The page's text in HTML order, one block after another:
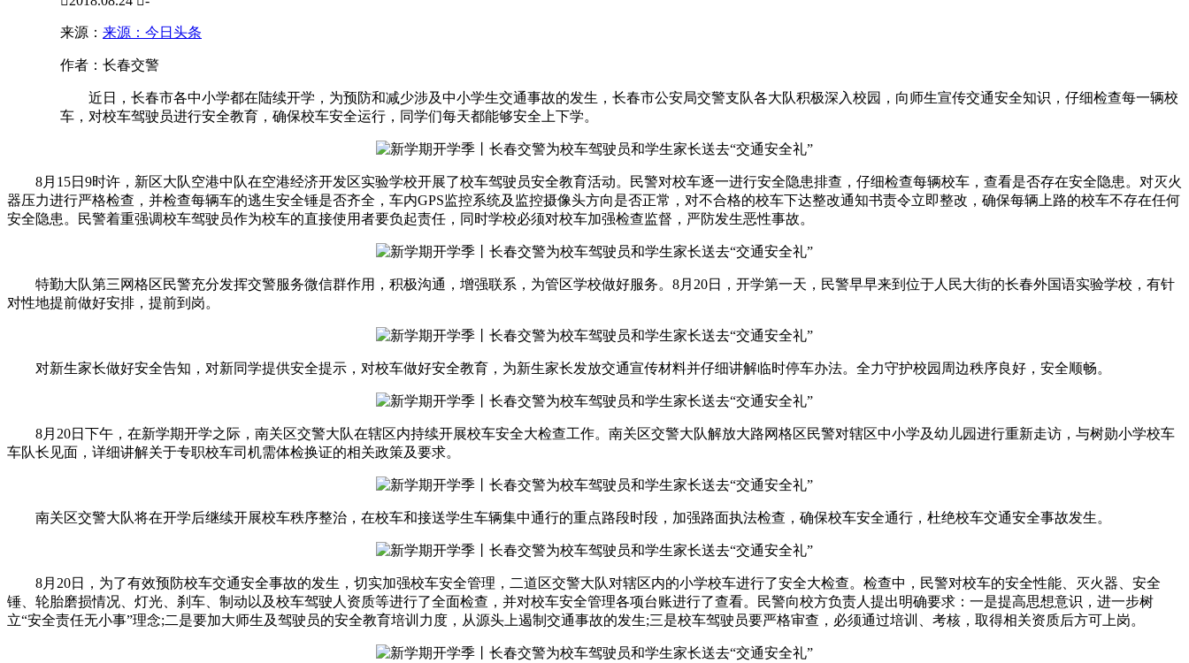
来源： 来源：今日头条
作者： 长春交警
近日，长春市各中小学都在陆续开学，为预防和减少涉及中小学生交通事故的发生，长春市公安局交警支队各大队积极深入校园，向师生宣传交通安全知识，仔细检查每一辆校
车，对校车驾驶员进行安全教育，确保校车安全运行，同学们每天都能够安全上下学。
8月15日9时许，新区大队空港中队在空港经济开发区实验学校开展了校车驾驶员安全教育活动。民警对校车逐一进行安全隐患排查，仔细检查每辆校车，查看是否存在安全隐患。对灭火
器压力进行严格检查，并检查每辆车的逃生安全锤是否齐全，车内GPS监控系统及监控摄像头方向是否正常，对不合格的校车下达整改通知书责令立即整改，确保每辆上路的校车不存在任何
安全隐患。民警着重强调校车驾驶员作为校车的直接使用者要负起责任，同时学校必须对校车加强检查监督，严防发生恶性事故。
特勤大队第三网格区民警充分发挥交警服务微信群作用，积极沟通，增强联系，为管区学校做好服务。8月20日，开学第一天，民警早早来到位于人民大街的长春外国语实验学校，有针
对性地提前做好安排，提前到岗。
对新生家长做好安全告知，对新同学提供安全提示，对校车做好安全教育，为新生家长发放交通宣传材料并仔细讲解临时停车办法。全力守护校园周边秩序良好，安全顺畅。
8月20日下午，在新学期开学之际，南关区交警大队在辖区内持续开展校车安全大检查工作。南关区交警大队解放大路网格区民警对辖区中小学及幼儿园进行重新走访，与树勋小学校车
车队长见面，详细讲解关于专职校车司机需体检换证的相关政策及要求。
南关区交警大队将在开学后继续开展校车秩序整治，在校车和接送学生车辆集中通行的重点路段时段，加强路面执法检查，确保校车安全通行，杜绝校车交通安全事故发生。
8月20日，为了有效预防校车交通安全事故的发生，切实加强校车安全管理，二道区交警大队对辖区内的小学校车进行了安全大检查。检查中，民警对校车的安全性能、灭火器、安全
锤、轮胎磨损情况、灯光、刹车、制动以及校车驾驶人资质等进行了全面检查，并对校车安全管理各项台账进行了查看。民警向校方负责人提出明确要求：一是提高思想意识，进一步树
立“安全责任无小事”理念;二是要加大师生及驾驶员的安全教育培训力度，从源头上遏制交通事故的发生;三是校车驾驶员要严格审查，必须通过培训、考核，取得相关资质后方可上岗。